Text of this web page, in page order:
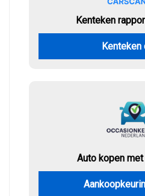
Kenteken
Kenteken
Auto kopen